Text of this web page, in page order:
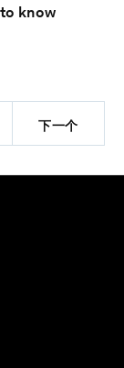
know
下一个